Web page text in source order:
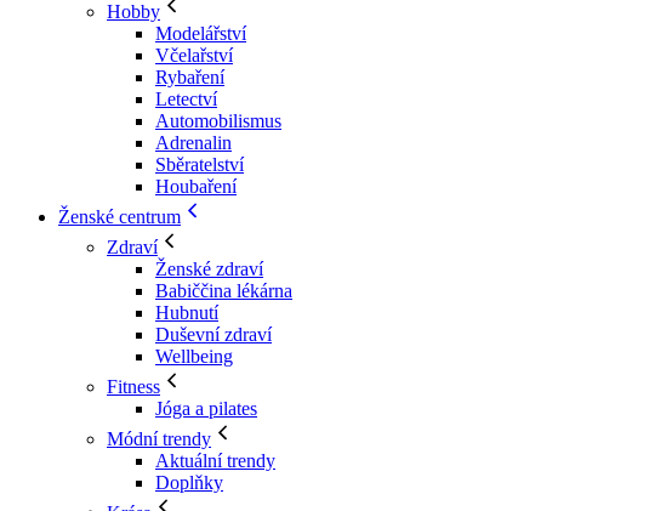
Hobby
Modelářství
Včelařství
Rybaření
Letectví
Automobilismus
Adrenalin
Sběratelství
Houbaření
Ženské centrum
Zdraví
Ženské zdraví
Babiččina lékárna
Hubnutí
Duševní zdraví
Wellbeing
Fitness
Jóga a pilates
Módní trendy
Aktuální trendy
Doplňky